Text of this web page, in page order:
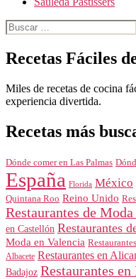
Buscar:
Recetas Fáciles
Miles de recetas de cocina
experiencia divertida.
Recetas más
Dónde comer en Las Palmas
España Florida México
Quintana Roo Reino Unido
Restaurantes de
en Castellón Restaurantes
Moda en Valencia
Albacete Restaurantes en
Badajoz Restaurantes